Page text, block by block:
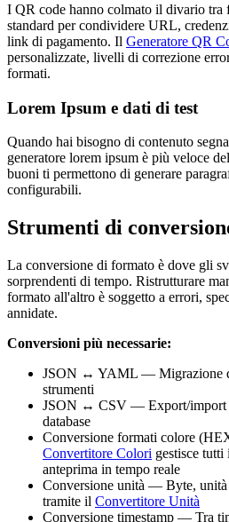
I QR code hanno colmato il divario tra
standard per condividere URL,
link di pagamento. Il Generatore QR
personalizzate, livelli di correzione
formati.
Lorem Ipsum e dati di test
Quando hai bisogno di contenuto
generatore lorem ipsum è più veloce
buoni ti permettono di generare
configurabili.
Strumenti di
La conversione di formato è dove gli
sorprendenti di tempo. Ristrutturare
formato all'altro è soggetto a errori,
annidate.
Conversioni più necessarie:
JSON ↔ YAML — Migrazione
strumenti
JSON ↔ CSV — Export/import
database
Conversione formati colore
Convertitore Colori gestisce
anteprima in tempo reale
Conversione unità — Byte, unità
tramite il Convertitore Unità
Conversione timestamp — Tra